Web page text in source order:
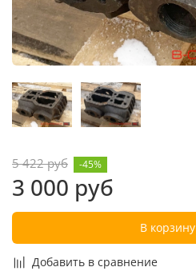
Добавить в сравнение
5 422 руб
3 000 руб
-45%
В корзину